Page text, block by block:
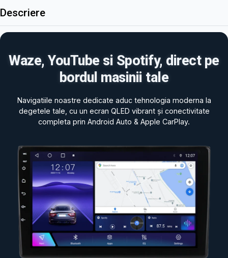
Descriere
Waze, YouTube si Spotify, direct pe
bordul masinii tale
Navigatiile noastre dedicate aduc tehnologia moderna la
degetele tale, cu un ecran QLED vibrant și conectivitate
completa prin Android Auto & Apple CarPlay.